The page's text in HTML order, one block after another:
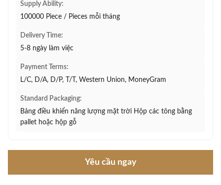
Supply Ability:
100000 Piece / Pieces mỗi tháng
Delivery Time:
5-8 ngày làm việc
Payment Terms:
L/C, D/A, D/P, T/T, Western Union, MoneyGram
Standard Packaging:
Bảng điều khiển năng lượng mặt trời Hộp các tông bằng
pallet hoặc hộp gỗ
Yêu cầu ngay